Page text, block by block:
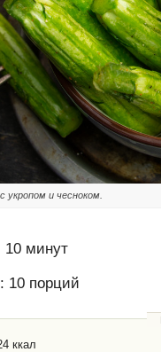
укропом и чесноком.
10 минут
10 порций
ккал